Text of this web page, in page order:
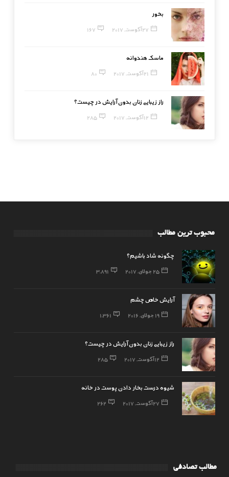
بخور
27 آگوست, 2017 167
ماسک هندوانه
21 آگوست, 2017 80
راز زیبایی زنان بدون آرایش در چیست؟
12 آگوست, 2017 285
محبوب ترین مطالب
چگونه شاد باشیم؟
25 جولای, 2017 3,891
آرایش خاص چشم
19 جولای, 2016 1,361
راز زیبایی زنان بدون آرایش در چیست؟
12 آگوست, 2017 285
شیوه درست بخار دادن پوست در خانه
27 آگوست, 2017 262
مطالب تصادفی